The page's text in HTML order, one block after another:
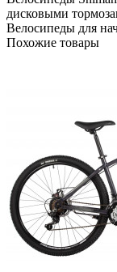
дисковыми
Велосипеды для
Похожие товары